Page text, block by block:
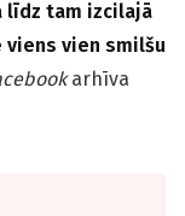
līdz tam izcilajā
vien smilšu
arhīva